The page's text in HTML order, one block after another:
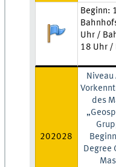
Anmeldestatus:
Zeit und
Beginn:
Uhr /
18 Uhr /
202028
des
Degree